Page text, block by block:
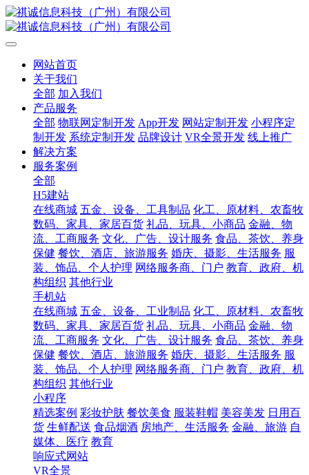
网站首页
关于我们
全部 加入我们
产品服务
全部 物联网定制开发 App开发 网站定制开发 小程序定
制开发 系统定制开发 品牌设计 VR全景开发 线上推广
解决方案
服务案例
全部
H5建站
在线商城 五金、设备、工具制品 化工、原材料、农畜牧
数码、家具、家居百货 礼品、玩具、小商品 金融、物
流、工商服务 文化、广告、设计服务 食品、茶饮、养身
保健 餐饮、酒店、旅游服务 婚庆、摄影、生活服务 服
装、饰品、个人护理 网络服务商、门户 教育、政府、机
构组织 其他行业
手机站
在线商城 五金、设备、工业制品 化工、原材料、农畜牧
数码、家具、家居百货 礼品、玩具、小商品 金融、物
流、工商服务 文化、广告、设计服务 食品、茶饮、养身
保健 餐饮、酒店、旅游服务 婚庆、摄影、生活服务 服
装、饰品、个人护理 网络服务商、门户 教育、政府、机
构组织 其他行业
小程序
精选案例 彩妆护肤 餐饮美食 服装鞋帽 美容美发 日用百
货 生鲜配送 食品烟酒 房地产、生活服务 金融、旅游 自
媒体、医疗 教育
响应式网站
VR全景